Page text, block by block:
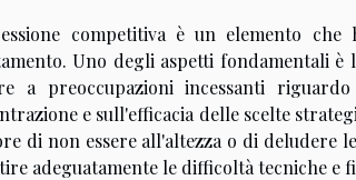
competitiva è un elemento
Uno degli aspetti fondamentali è
a preoccupazioni incessanti
e sull'efficacia delle scelte
di non essere all'altezza o di deludere
adeguatamente le difficoltà tecniche e